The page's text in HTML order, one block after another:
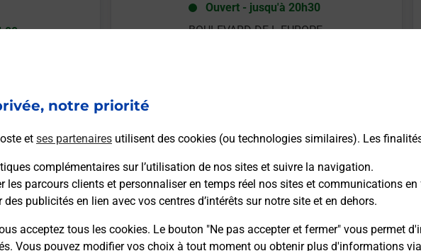
notre priorité
et ses partenaires utilisent des cookies (ou technologies similaires). Les
complémentaires sur l’utilisation de nos sites et suivre la navigation.
les parcours clients et personnaliser en temps réel nos sites et communications
publicités en lien avec vos centres d’intérêts sur notre site et en dehors.
acceptez tous les cookies. Le bouton "Ne pas accepter et fermer" vous permet
Vous pouvez modifier vos choix à tout moment ou obtenir plus d'informations
Ouvert- jusqu'à 20h30
BOULEVARD DE L EUROPE